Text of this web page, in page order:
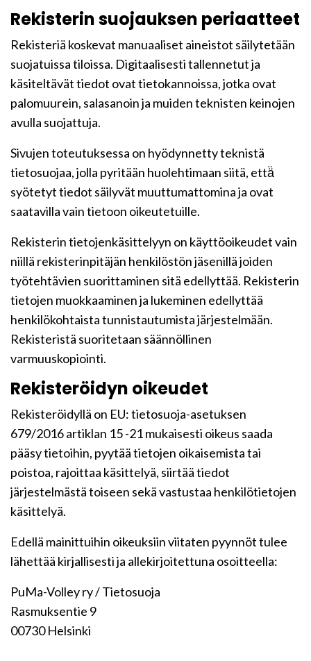
Rekisterin suojauksen periaatteet
Rekisteriä koskevat manuaaliset aineistot säilytetään
suojatuissa tiloissa. Digitaalisesti tallennetut ja
käsiteltävät tiedot ovat tietokannoissa, jotka ovat
palomuurein, salasanoin ja muiden teknisten keinojen
avulla suojattuja.
Sivujen toteutuksessa on hyödynnetty teknistä
tietosuojaa, jolla pyritään huolehtimaan siitä, että̈
syötetyt tiedot säilyvät muuttumattomina ja ovat
saatavilla vain tietoon oikeutetuille.
Rekisterin tietojenkäsittelyyn on käyttöoikeudet vain
niillä rekisterinpitäjän henkilöstön jäsenillä joiden
työtehtävien suorittaminen sitä edellyttää. Rekisterin
tietojen muokkaaminen ja lukeminen edellyttää
henkilökohtaista tunnistautumista järjestelmään.
Rekisteristä suoritetaan säännöllinen
varmuuskopiointi.
Rekisteröidyn oikeudet
Rekisteröidyllä on EU: tietosuoja-asetuksen
679/2016 artiklan 15 -21 mukaisesti oikeus saada
pääsy tietoihin, pyytää tietojen oikaisemista tai
poistoa, rajoittaa käsittelyä, siirtää tiedot
järjestelmästä toiseen sekä vastustaa henkilötietojen
käsittelyä.
Edellä mainittuihin oikeuksiin viitaten pyynnöt tulee
lähettää kirjallisesti ja allekirjoitettuna osoitteella:
PuMa-Volley ry / Tietosuoja
Rasmuksentie 9
00730 Helsinki